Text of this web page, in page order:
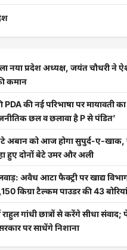
नया प्रदेश अध्यक्ष, जयंत चौधरी ने
कमान
की नई परिभाषा पर मायावती का
छल व छलावा है P से पंडित’
अबान को आज होगा सुपुर्द-ए-खाक,
हुए दोनों बेटे उमर और अली
अवैध आटा फैक्ट्री पर खाद्य
किग्रा टैल्कम पाउडर की 43
राहुल गांधी छात्रों से करेंगे सीधा
पर साधेंगे निशाना